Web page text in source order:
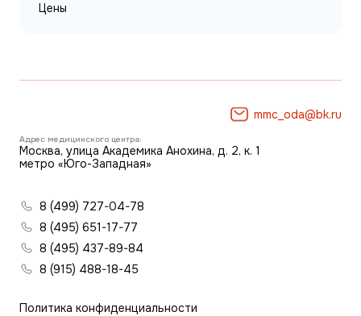
Цены
Адрес медицинского центра:
Москва, улица Академика Анохина, д. 2, к. 1
метро «Юго-Западная»
8 (499) 727-04-78
8 (495) 651-17-77
8 (495) 437-89-84
8 (915) 488-18-45
Политика конфиденциальности
mmc_oda@bk.ru